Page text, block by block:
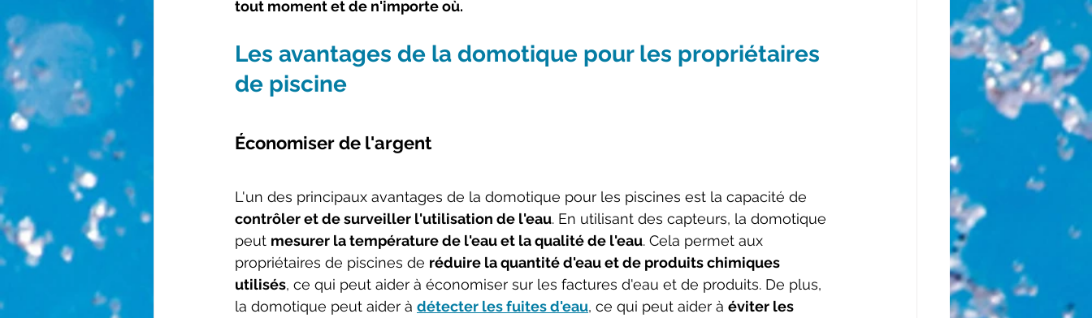
tout moment et de n'importe où.
Les avantages de la domotique pour les propriétaires
de piscine
Économiser de l'argent
L'un des principaux avantages de la domotique pour les piscines est la capacité de
contrôler et de surveiller l'utilisation de l'eau. En utilisant des capteurs, la domotique
peut mesurer la température de l'eau et la qualité de l'eau. Cela permet aux
propriétaires de piscines de réduire la quantité d'eau et de produits chimiques
utilisés, ce qui peut aider à économiser sur les factures d'eau et de produits. De plus,
la domotique peut aider à détecter les fuites d'eau, ce qui peut aider à éviter les